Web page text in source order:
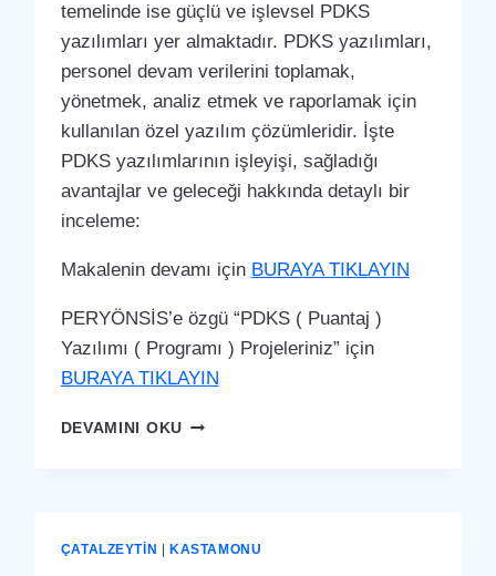
temelinde ise güçlü ve işlevsel PDKS
yazılımları yer almaktadır. PDKS yazılımları,
personel devam verilerini toplamak,
yönetmek, analiz etmek ve raporlamak için
kullanılan özel yazılım çözümleridir. İşte
PDKS yazılımlarının işleyişi, sağladığı
avantajlar ve geleceği hakkında detaylı bir
inceleme:
Makalenin devamı için BURAYA TIKLAYIN
PERYÖNSİS’e özgü “PDKS ( Puantaj )
Yazılımı ( Programı ) Projeleriniz” için
BURAYA TIKLAYIN
DEVAMINI OKUÇATALZEYTIN
ÇATALZEYTIN KASTAMONU